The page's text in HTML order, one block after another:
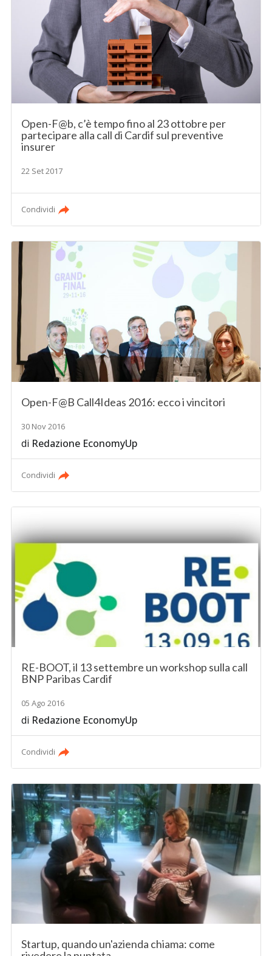
Open-F@b, c’è tempo fino al 23 ottobre per
partecipare alla call di Cardif sul preventive
insurer
22 Set 2017
Condividi
Open-F@B Call4Ideas 2016: ecco i vincitori
30 Nov 2016
di Redazione EconomyUp
Condividi
RE-BOOT, il 13 settembre un workshop sulla call
BNP Paribas Cardif
05 Ago 2016
di Redazione EconomyUp
Condividi
Startup, quando un'azienda chiama: come